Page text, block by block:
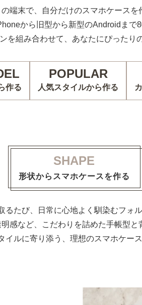
端末で、自分だけのスマホケースを
から旧型から新型のAndroidまで
を組み合わせて、あなたにぴったり
作る
POPULAR
人気スタイルから作る
SHAPE
形状からスマホケースを作る
るたび、日常に心地よく馴染むフォル
感など、こだわりを詰めた手帳型と
イルに寄り添う、理想のスマホケー